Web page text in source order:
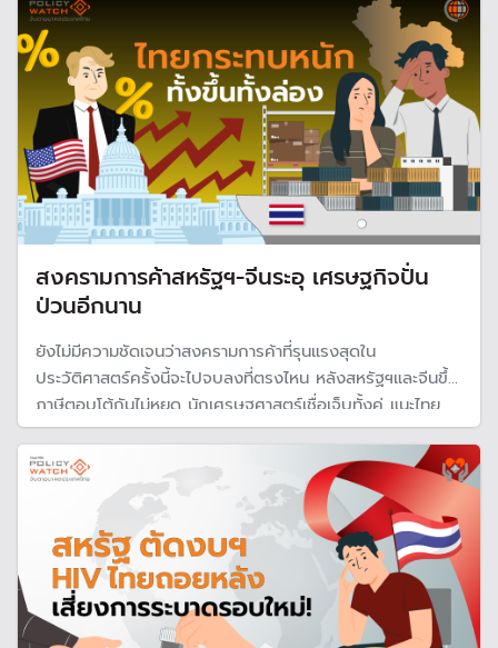
สงครามการค้าสหรัฐฯ-จีนระอุ เศรษฐกิจปั่น
ป่วนอีกนาน
ยังไม่มีความชัดเจนว่าสงครามการค้าที่รุนแรงสุดใน
ประวัติศาสตร์ครั้งนี้จะไปจบลงที่ตรงไหน หลังสหรัฐฯและจีนขึ้น
ภาษีตอบโต้กันไม่หยุด นักเศรษฐศาสตร์เชื่อเจ็บทั้งคู่ แนะไทย
เตรียมรับมือสินค้าจากจีนทะลักเข้าประเทศ